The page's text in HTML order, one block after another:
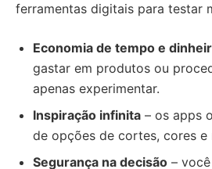
ferramentas digitais para testar
Economia de tempo e
gastar em produtos ou
apenas experimentar.
Inspiração infinita – os apps
de opções de cortes, cores e
Segurança na decisão –